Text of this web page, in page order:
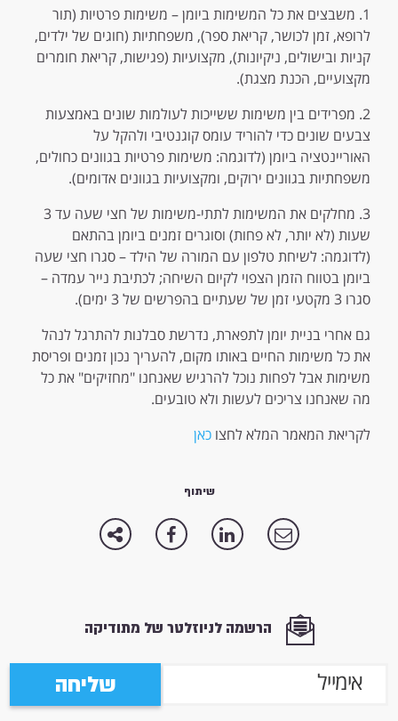
1. משבצים את כל המשימות ביומן – משימות פרטיות (תור
לרופא, זמן לכושר, קריאת ספר), משפחתיות (חוגים של ילדים,
קניות ובישולים, ניקיונות), מקצועיות (פגישות, קריאת חומרים
מקצועיים, הכנת מצגת).
2. מפרידים בין משימות ששייכות לעולמות שונים באמצעות
צבעים שונים כדי להוריד עומס קוגנטיבי ולהקל על
האוריינטציה ביומן (לדוגמה: משימות פרטיות בגוונים כחולים,
משפחתיות בגוונים ירוקים, ומקצועיות בגוונים אדומים).
3. מחלקים את המשימות לתתי-משימות של חצי שעה עד 3
שעות (לא יותר, לא פחות) וסוגרים זמנים ביומן בהתאם
(לדוגמה: לשיחת טלפון עם המורה של הילד – סגרו חצי שעה
ביומן בטווח הזמן הצפוי לקיום השיחה; לכתיבת נייר עמדה –
סגרו 3 מקטעי זמן של שעתיים בהפרשים של 3 ימים).
גם אחרי בניית יומן לתפארת, נדרשת סבלנות להתרגל לנהל
את כל משימות החיים באותו מקום, להעריך נכון זמנים ופריסת
משימות אבל לפחות נוכל להרגיש שאנחנו "מחזיקים" את כל
מה שאנחנו צריכים לעשות ולא טובעים.
לקריאת המאמר המלא לחצוכאן
שיתוף
הרשמה לניוזלטר של מתודיקה
שליחה